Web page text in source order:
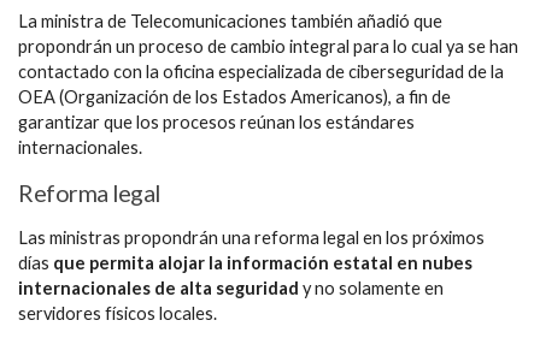
La ministra de Telecomunicaciones también añadió que
propondrán un proceso de cambio integral para lo cual ya se han
contactado con la oficina especializada de ciberseguridad de la
OEA (Organización de los Estados Americanos), a fin de
garantizar que los procesos reúnan los estándares
internacionales.
Reforma legal
Las ministras propondrán una reforma legal en los próximos
días que permita alojar la información estatal en nubes
internacionales de alta seguridad y no solamente en
servidores físicos locales.